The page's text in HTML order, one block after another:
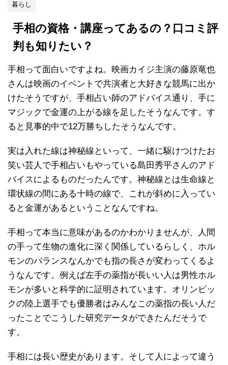
暮らし
手相の資格・講座ってあるの？口コミ評
判も知りたい？
手相って面白いですよね。映画カイジ主演の藤原竜也
さんは映画のイベントで共演者と大好きな競馬に出か
けたそうですが、手相占い師のアドバイス通り、手に
マジックで金運の上がる線を足したそうなんです。す
ると見事的中で12万勝ちしたそうなんです。
実は入れた線は神秘線といって、一緒に駆けつけたお
笑い芸人で手相占いもやっている島田秀平さんのアド
バイスによるものだったんです。神秘線とは生命線と
環状線の間にある十時の線で、これが斜めに入ってい
ると金運があるということなんですね。
手相って本当に意味があるのかわかりませんが、人間
の手って生物の進化に深く関係しているらしく、ホル
モンのバランスなんかでも指の長さが変わってくるよ
うなんです。例えば左手の薬指が長いい人は男性ホル
モンが多いと科学的に証明されています。オリンピッ
クの陸上選手でも優勝者はみんなこの薬指の長い人だ
ったことでこうした研究データができたんだそうで
す。
手相には長い歴史があります。そして人によって違う